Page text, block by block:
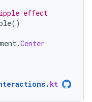
effect
()
.Center
. kt